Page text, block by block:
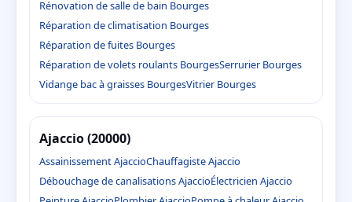
Rénovation de salle de bain Bourges
Réparation de climatisation Bourges
Réparation de fuites Bourges
Réparation de volets roulants BourgesSerrurier Bourges
Vidange bac à graisses BourgesVitrier Bourges
Ajaccio (20000)
Assainissement AjaccioChauffagiste Ajaccio
Débouchage de canalisations AjaccioÉlectricien Ajaccio